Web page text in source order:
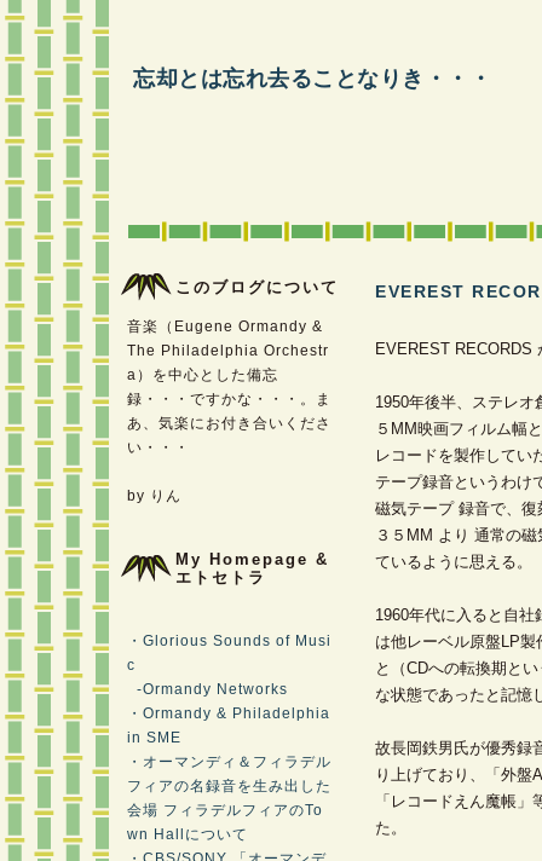
忘却とは忘れ去ることなりき・・・
このブログについて
音楽（Eugene Ormandy &
The Philadelphia Orchestr
a）を中心とした備忘
録・・・ですかな・・・。ま
あ、気楽にお付き合いくださ
い・・・
by りん
My Homepage &
エトセトラ
・Glorious Sounds of Musi
c
-Ormandy Networks
・Ormandy & Philadelphia
in SME
・オーマンディ＆フィラデル
フィアの名録音を生み出した
会場 フィラデルフィアのTo
wn Hallについて
EVEREST
EVEREST RECORDS
1950年後半、ステレ
５MM映画フィルム幅
レコードを製作してい
テープ録音というわけ
磁気テープ 録音で、
３５MM より 通常の
ているように思える。
1960年代に入ると自
は他レーベル原盤LP
と（CDへの転換期と
な状態であったと記憶
故長岡鉄男氏が優秀録
り上げており、「外盤
「レコードえん魔帳
た。